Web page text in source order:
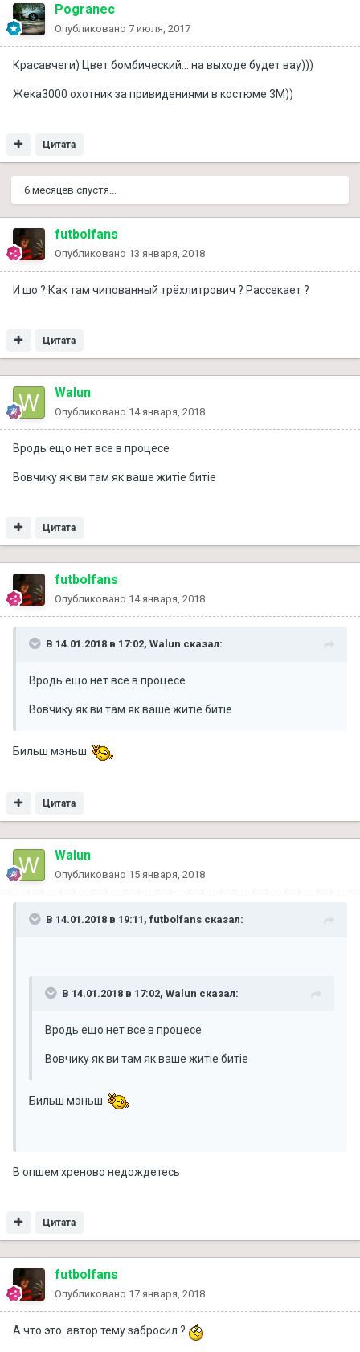
Pogranec
Опубликовано 7 июля, 2017
Красавчеги) Цвет бомбический... на выходе будет вау)))
Жека3000 охотник за привидениями в костюме 3М))
Цитата
6 месяцев спустя...
futbolfans
Опубликовано 13 января, 2018
И шо ? Как там чипованный трёхлитрович ? Рассекает ?
Цитата
Walun
Опубликовано 14 января, 2018
Вродь ещо нет все в процесе
Вовчику як ви там як ваше житіе битіе
Цитата
futbolfans
Опубликовано 14 января, 2018
В 14.01.2018 в 17:02, Walun сказал:
Вродь ещо нет все в процесе
Вовчику як ви там як ваше житіе битіе
Бильш мэньш
Цитата
Walun
Опубликовано 15 января, 2018
В 14.01.2018 в 19:11, futbolfans сказал:
В 14.01.2018 в 17:02, Walun сказал:
Вродь ещо нет все в процесе
Вовчику як ви там як ваше житіе битіе
Бильш мэньш
В опшем хреново недождетесь
Цитата
futbolfans
Опубликовано 17 января, 2018
А что это автор тему забросил ?